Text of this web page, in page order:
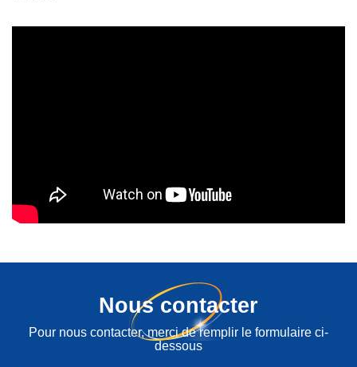
Nous contacter
Pour nous contacter, merci de remplir le formulaire ci-
dessous